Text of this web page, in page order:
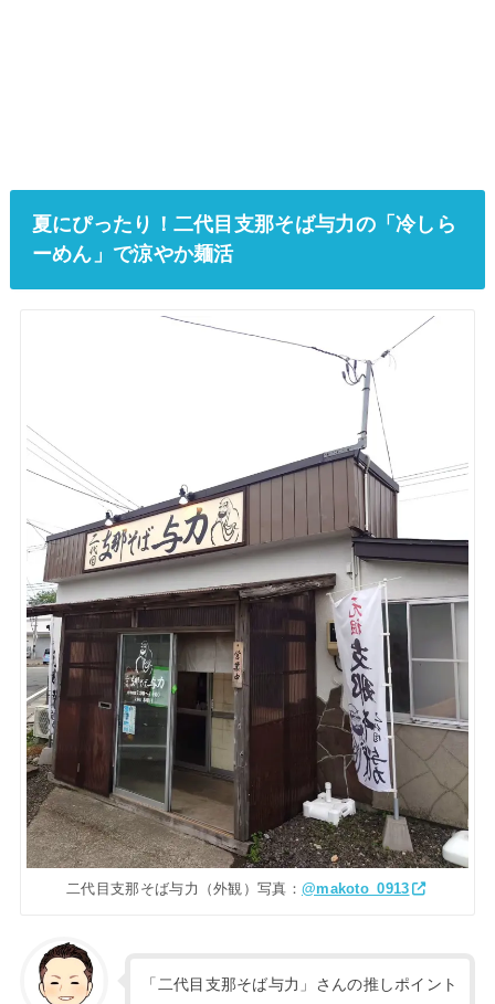
夏にぴったり！二代目支那そば与力の「冷しら
ーめん」で涼やか麺活
二代目支那そば与力（外観）写真： @makoto_0913
「二代目支那そば与力」さんの推しポイント